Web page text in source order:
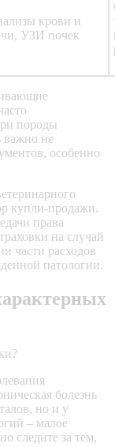
крови и
УЗИ почек
породы
важно не
особенно
купли-продажи.
права
на случай
части расходов
патологии.
болезнь
но и у
– малое
следите за тем,